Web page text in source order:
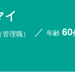
イ
理職） 年齢 60